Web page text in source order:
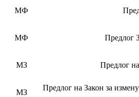
МФ
МФ Предлог
МЗ Предлог
МЗ
Предлог на Закон за